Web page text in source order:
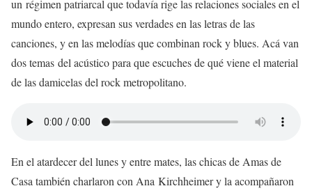
un régimen patriarcal que todavía rige las relaciones sociales en el
mundo entero, expresan sus verdades en las letras de las
canciones, y en las melodías que combinan rock y blues. Acá van
dos temas del acústico para que escuches de qué viene el material
de las damicelas del rock metropolitano.
En el atardecer del lunes y entre mates, las chicas de Amas de
Casa también charlaron con Ana Kirchheimer y la acompañaron